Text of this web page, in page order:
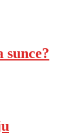
sunce?